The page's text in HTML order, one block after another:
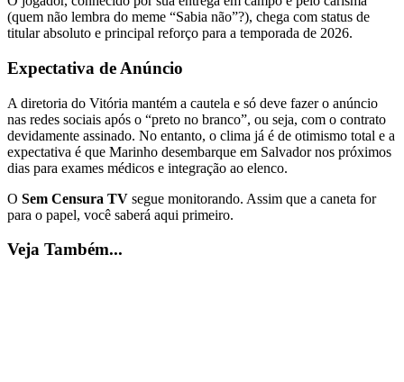
(quem não lembra do meme “Sabia não”?), chega com status de
titular absoluto e principal reforço para a temporada de 2026.
Expectativa de Anúncio
A diretoria do Vitória mantém a cautela e só deve fazer o anúncio
nas redes sociais após o “preto no branco”, ou seja, com o contrato
devidamente assinado. No entanto, o clima já é de otimismo total e a
expectativa é que Marinho desembarque em Salvador nos próximos
dias para exames médicos e integração ao elenco.
O Sem Censura TV segue monitorando. Assim que a caneta for
para o papel, você saberá aqui primeiro.
Veja Também...